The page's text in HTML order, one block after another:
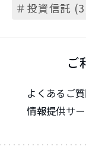
＃投資信託
ご
よくあるご
情報提供サ